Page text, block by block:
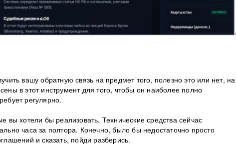
вашу обратную связь на предмет того, полезно это или нет, на
в этот инструмент для того, чтобы он наиболее полно
регулярно.
вы хотели бы реализовать. Технические средства сейчас
часа за полтора. Конечно, было бы недостаточно просто
и сказать, пойди разберись.